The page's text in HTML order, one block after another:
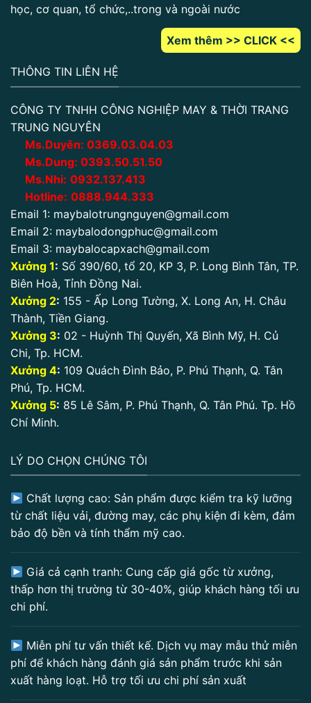
học, cơ quan, tổ chức,..trong và ngoài nước
Xem thêm >> CLICK <<
THÔNG TIN LIÊN HỆ
CÔNG TY TNHH CÔNG NGHIỆP MAY & THỜI TRANG
TRUNG NGUYÊN
Ms.Duyên: 0369.03.04.03
Ms.Dung: 0393.50.51.50
Ms.Nhi: 0932.137.413
Hotline: 0888.944.333
Email 1: maybalotrungnguyen@gmail.com
Email 2: maybalodongphuc@gmail.com
Email 3: maybalocapxach@gmail.com
Xưởng 1: Số 390/60, tổ 20, KP 3, P. Long Bình Tân, TP.
Biên Hoà, Tỉnh Đồng Nai.
Xưởng 2: 155 - Ấp Long Tường, X. Long An, H. Châu
Thành, Tiền Giang.
Xưởng 3: 02 - Huỳnh Thị Quyến, Xã Bình Mỹ, H. Củ
Chi, Tp. HCM.
Xưởng 4: 109 Quách Đình Bảo, P. Phú Thạnh, Q. Tân
Phú, Tp. HCM.
Xưởng 5: 85 Lê Sâm, P. Phú Thạnh, Q. Tân Phú. Tp. Hồ
Chí Minh.
LÝ DO CHỌN CHÚNG TÔI
Chất lượng cao: Sản phẩm được kiểm tra kỹ lưỡng
từ chất liệu vải, đường may, các phụ kiện đi kèm, đảm
bảo độ bền và tính thẩm mỹ cao.
Giá cả cạnh tranh: Cung cấp giá gốc từ xưởng,
thấp hơn thị trường từ 30-40%, giúp khách hàng tối ưu
chi phí.
Miễn phí tư vấn thiết kế. Dịch vụ may mẫu thử miễn
phí để khách hàng đánh giá sản phẩm trước khi sản
xuất hàng loạt. Hỗ trợ tối ưu chi phí sản xuất